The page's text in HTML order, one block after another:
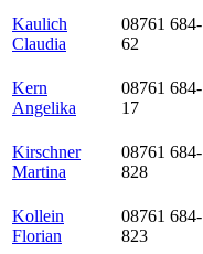
Kaulich
Claudia
08761 684-
62
Kern
Angelika
08761 684-
17
Kirschner
Martina
08761 684-
828
Kollein
Florian
08761 684-
823